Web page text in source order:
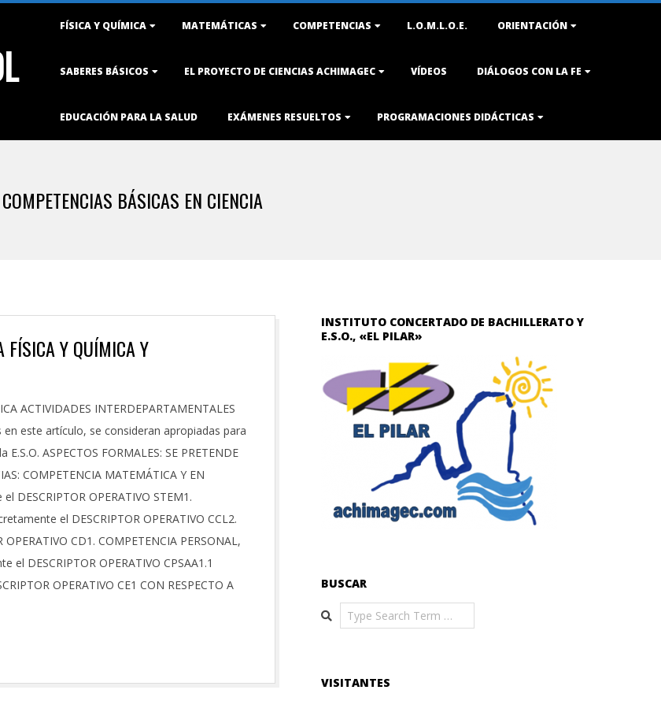
FÍSICA Y QUÍMICA MATEMÁTICAS COMPETENCIAS L.O.M.L.O.E. ORIENTACIÓN
SABERES BÁSICOS EL PROYECTO DE CIENCIAS ACHIMAGEC VÍDEOS DIÁLOGOS CON LA FE
EDUCACIÓN PARA LA SALUD EXÁMENES RESUELTOS PROGRAMACIONES DIDÁCTICAS
COMPETENCIAS BÁSICAS EN CIENCIA
FÍSICA Y QUÍMICA Y
ACTIVIDADES INTERDEPARTAMENTALES
en este artículo, se consideran apropiadas para
ASPECTOS FORMALES: SE PRETENDE
COMPETENCIA MATEMÁTICA Y EN
DESCRIPTOR OPERATIVO STEM1.
el DESCRIPTOR OPERATIVO CCL2.
CD1. COMPETENCIA PERSONAL,
el DESCRIPTOR OPERATIVO CPSAA1.1
OPERATIVO CE1 CON RESPECTO A
INSTITUTO CONCERTADO DE BACHILLERATO Y
E.S.O., «EL PILAR»
BUSCAR
Search
VISITANTES